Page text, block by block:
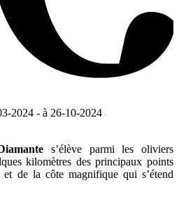
2024 - à 26-10-2024
s’élève parmi les oliviers
kilomètres des principaux points
de la côte magnifique qui s’étend